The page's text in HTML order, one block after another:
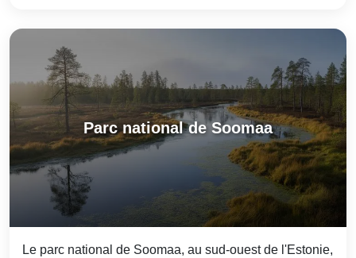
Parc national de Soomaa
Le parc national de Soomaa, au sud-ouest de l'Estonie,